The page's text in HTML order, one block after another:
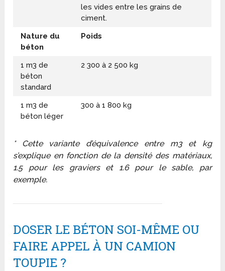
les vides entre les grains de
ciment.
Nature du
béton
Poids
1 m3 de
béton
standard
2 300 à 2 500 kg
1 m3 de
béton léger
300 à 1 800 kg
* Cette variante d’équivalence entre m3et kg
s’explique en fonction de la densité des matériaux,
1.5 pour les graviers et 1.6 pour le sable, par
exemple.
DOSER LE BÉTON SOI-MÊME OU
FAIRE APPEL À UN CAMION
TOUPIE ?